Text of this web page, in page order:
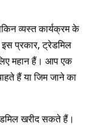
व्यस्त कार्यक्रम के
प्रकार, ट्रेडमिल
महान हैं। आप एक
हैं या जिम जाने का
खरीद सकते हैं।